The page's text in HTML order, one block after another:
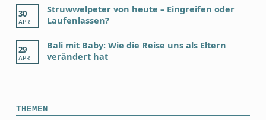
30
APR.
Struwwelpeter von heute – Eingreifen oder
Laufenlassen?
29
APR.
Bali mit Baby: Wie die Reise uns als Eltern
verändert hat
THEMEN